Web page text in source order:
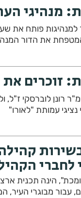
מנהיגי
פותח את
את הדור
זוכרים את
רונן לוברסקי
נציגי עמותת "לאורו"
לחברי
הינה תכנית